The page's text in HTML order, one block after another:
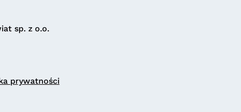
sp. z o.o.
prywatności